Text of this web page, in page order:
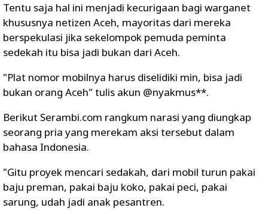
Tentu saja hal ini menjadi kecurigaan bagi warganet
khususnya netizen Aceh, mayoritas dari mereka
berspekulasi jika sekelompok pemuda peminta
sedekah itu bisa jadi bukan dari Aceh.
"Plat nomor mobilnya harus diselidiki min, bisa jadi
bukan orang Aceh" tulis akun @nyakmus**.
Berikut Serambi.com rangkum narasi yang diungkap
seorang pria yang merekam aksi tersebut dalam
bahasa Indonesia.
"Gitu proyek mencari sedakah, dari mobil turun pakai
baju preman, pakai baju koko, pakai peci, pakai
sarung, udah jadi anak pesantren.